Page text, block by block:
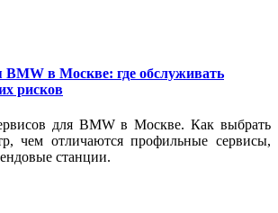
в Москве: где обслуживать
рисков
для BMW в Москве. Как выбрать
чем отличаются профильные сервисы,
станции.